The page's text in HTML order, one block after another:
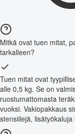
Mitkä ovat tuen mitat,
tarkalleen?
Tuen mitat ovat
alle 0,5 kg. Se on
ruostumattomasta
vuoksi. Vakiopakkaus
stensiilejä,